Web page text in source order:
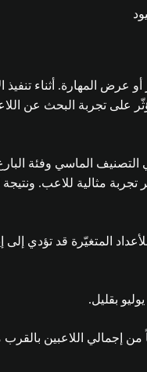
المهارة. أثناء تنفيذ
على تجربة البحث عن
أقل من السابق في التصنيف
مثالية للاعب.
المتغيّرة قد تؤدي إلى